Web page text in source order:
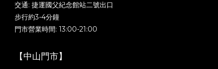
交通: 捷運國父紀念館站二號出口
步行約3-4分鐘
門市營業時間: 13:00-21:00
【中山門市】